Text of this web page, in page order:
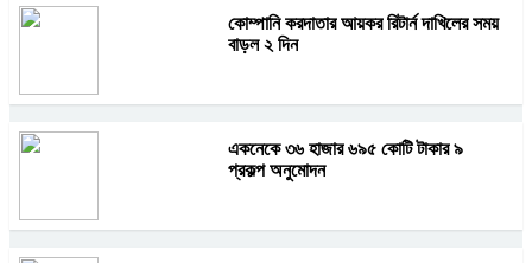
কোম্পানি করদাতার আয়কর রিটার্ন দাখিলের সময়
বাড়ল ২ দিন
একনেকে ৩৬ হাজার ৬৯৫ কোটি টাকার ৯
প্রকল্প অনুমোদন